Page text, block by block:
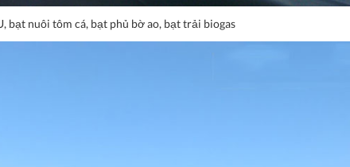
bạt nuôi tôm cá, bạt phủ bờ ao, bạt trải biogas